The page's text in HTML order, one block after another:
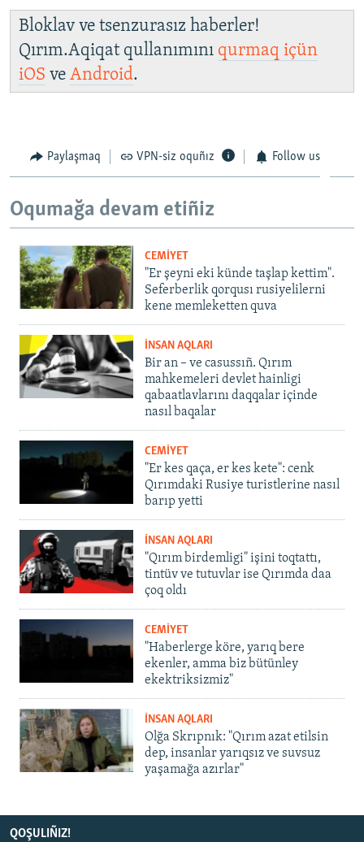
Bloklav ve tsenzurasız haberler!
Qırım.Aqiqat qullanımını qurmaq içün
iOS ve Android.
Paylaşmaq VPN-siz oquñız Follow us
Oqumağa devam etiñiz
CEMİYET
"Er şeyni eki künde taşlap kettim".
Seferberlik qorqusı rusiyelilerni
kene memleketten quva
İNSAN AQLARI
Bir an – ve casussıñ. Qırım
mahkemeleri devlet hainligi
qabaatlavlarını daqqalar içinde
nasıl baqalar
CEMİYET
"Er kes qaça, er kes kete": cenk
Qırımdaki Rusiye turistlerine nasıl
barıp yetti
İNSAN AQLARI
"Qırım birdemligi" işini toqtattı,
tintüv ve tutuvlar ise Qırımda daa
çoq oldı
CEMİYET
"Haberlerge köre, yarıq bere
ekenler, amma biz bütünley
ekektriksizmiz"
İNSAN AQLARI
Olğa Skrıpnık: "Qırım azat etilsin
dep, insanlar yarıqsız ve suvsuz
yaşamağa azırlar"
QOŞULIÑIZ!